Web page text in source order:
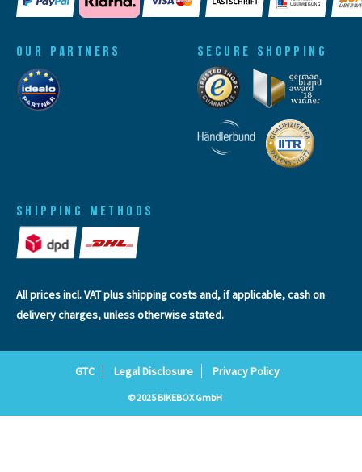
SHIPPING METHODS
OUR PARTNERS SECURE SHOPPING
All prices incl. VAT plusshipping costsand, if applicable, cash on
delivery charges, unless otherwise stated.
GTC Legal Disclosure Privacy Policy
© 2025 BIKEBOX GmbH